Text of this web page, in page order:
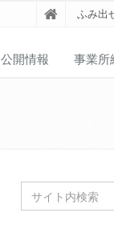
ふみ出
公開情報 事業